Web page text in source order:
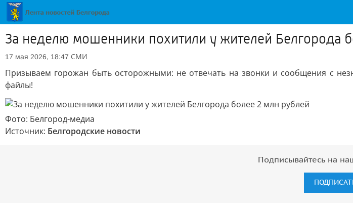
За неделю мошенники похитили у жителей Белгорода
17 мая 2026, 18:47 СМИ
Призываем горожан быть осторожными: не отвечать на звонки и сообщения с
файлы!
Фото: Белгород-медиа
Источник: Белгородские новости
Подписывайтесь на